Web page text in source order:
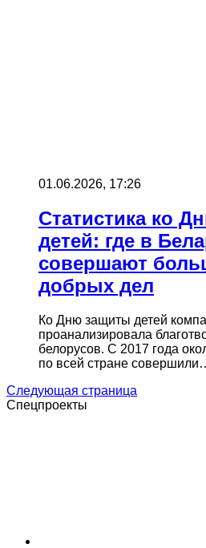
01.06.2026, 17:26
Статистика ко
детей: где в
совершают
добрых дел
Ко Дню защиты детей
проанализировала
белорусов. С 2017 года
по всей стране
Следующая страница
Спецпроекты